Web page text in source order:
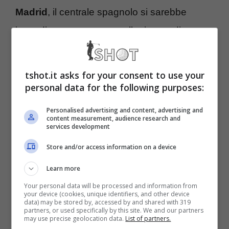
Madrid , il centrale spagnolo si sarebbe
immediatamente messo alla ricerca di una
nuova sistemazione , sondando diverse ed
italiane, conMilanedInterquelle che più di
Stando alle ultime notizie, però,
Mario Hermoso non sarà né a Milano né
tantomeno in Serie A
un’altra grande d’Europache nelle scorse
ore avrebbe allacciato ed intensificato i
tshot.it asks for your consent to use your
personal data for the following purposes:
Personalised advertising and content, advertising and
content measurement, audience research and
services development
Store and/or access information on a device
Learn more
Your personal data will be processed and information from
your device (cookies, unique identifiers, and other device
data) may be stored by, accessed by and shared with 319
partners, or used specifically by this site. We and our partners
may use precise geolocation data. List of partners.